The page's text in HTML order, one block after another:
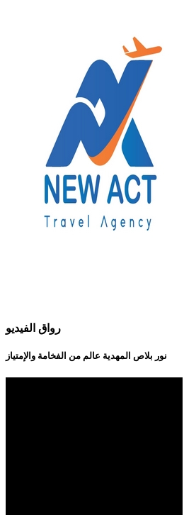
رواق الفيديو
نور بلاص المهدية عالم من الفخامة والإمتياز